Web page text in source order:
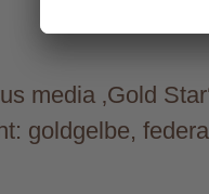
media ‚Gold
goldgelbe,